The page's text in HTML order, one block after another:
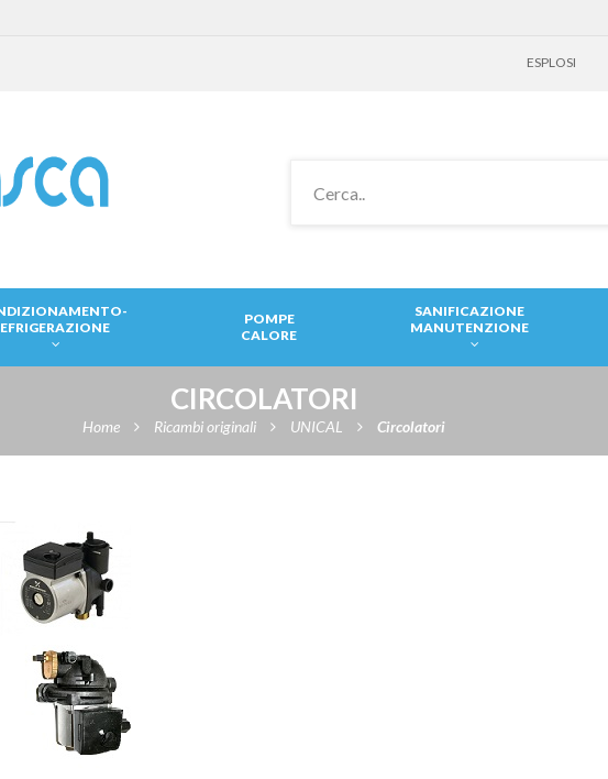
ESPLOSI
POMPE
CALORE
SANIFICAZIONE
MANUTENZIONE
CIRCOLATORI
Home Ricambi originali UNICAL Circolatori